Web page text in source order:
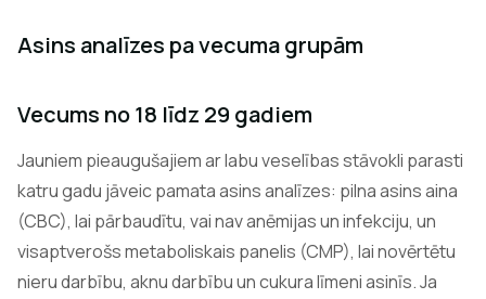
Asins analīzes pa vecuma grupām
Vecums no 18 līdz 29 gadiem
Jauniem pieaugušajiem ar labu veselības stāvokli parasti
katru gadu jāveic pamata asins analīzes: pilna asins aina
(CBC), lai pārbaudītu, vai nav anēmijas un infekciju, un
visaptverošs metaboliskais panelis (CMP), lai novērtētu
nieru darbību, aknu darbību un cukura līmeni asinīs. Ja